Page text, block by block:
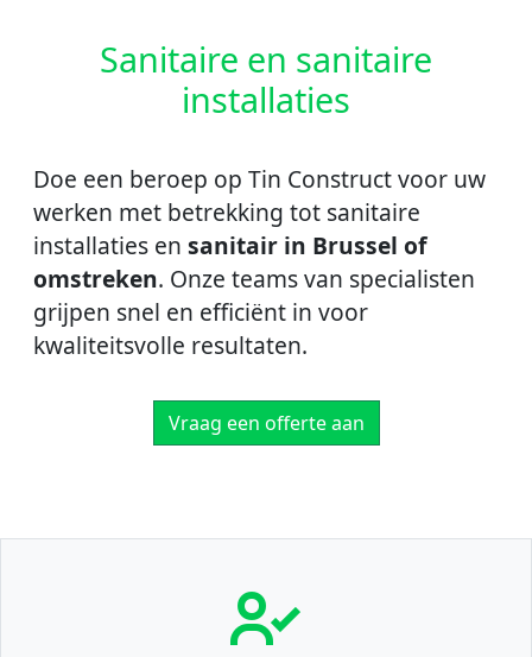
Sanitaire en sanitaire
installaties
Doe een beroep op Tin Construct voor uw
werken met betrekking tot sanitaire
installaties en sanitair in Brussel of
omstreken. Onze teams van specialisten
grijpen snel en efficiënt in voor
kwaliteitsvolle resultaten.
Vraag een offerte aan